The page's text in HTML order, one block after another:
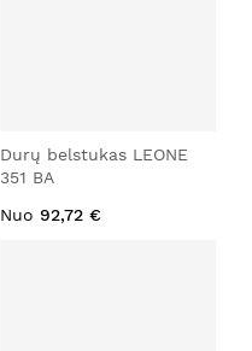
Durų belstukas LEONE
351 BA
Nuo 92,72 €